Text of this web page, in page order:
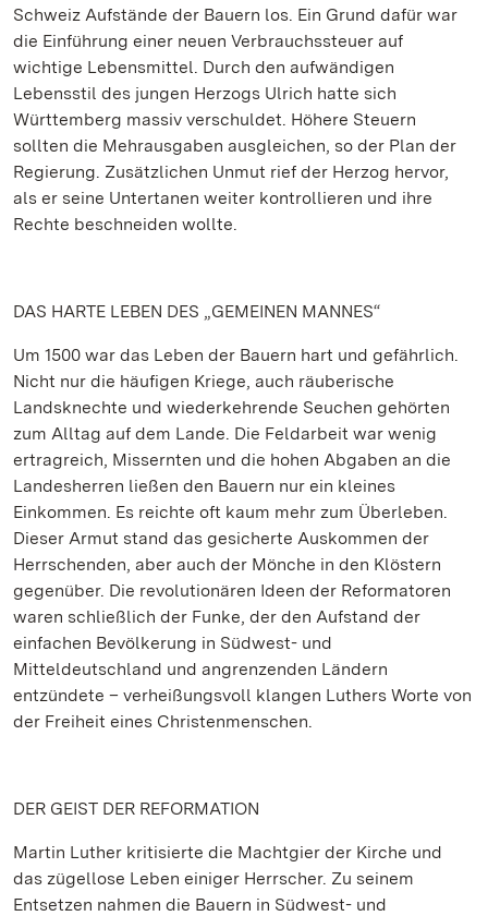
Schweiz Aufstände der Bauern los. Ein Grund dafür war
die Einführung einer neuen Verbrauchssteuer auf
wichtige Lebensmittel. Durch den aufwändigen
Lebensstil des jungen Herzogs Ulrich hatte sich
Württemberg massiv verschuldet. Höhere Steuern
sollten die Mehrausgaben ausgleichen, so der Plan der
Regierung. Zusätzlichen Unmut rief der Herzog hervor,
als er seine Untertanen weiter kontrollieren und ihre
Rechte beschneiden wollte.
DAS HARTE LEBEN DES „GEMEINEN MANNES“
Um 1500 war das Leben der Bauern hart und gefährlich.
Nicht nur die häufigen Kriege, auch räuberische
Landsknechte und wiederkehrende Seuchen gehörten
zum Alltag auf dem Lande. Die Feldarbeit war wenig
ertragreich, Missernten und die hohen Abgaben an die
Landesherren ließen den Bauern nur ein kleines
Einkommen. Es reichte oft kaum mehr zum Überleben.
Dieser Armut stand das gesicherte Auskommen der
Herrschenden, aber auch der Mönche in den Klöstern
gegenüber. Die revolutionären Ideen der Reformatoren
waren schließlich der Funke, der den Aufstand der
einfachen Bevölkerung in Südwest- und
Mitteldeutschland und angrenzenden Ländern
entzündete – verheißungsvoll klangen Luthers Worte von
der Freiheit eines Christenmenschen.
DER GEIST DER REFORMATION
Martin Luther kritisierte die Machtgier der Kirche und
das zügellose Leben einiger Herrscher. Zu seinem
Entsetzen nahmen die Bauern in Südwest- und